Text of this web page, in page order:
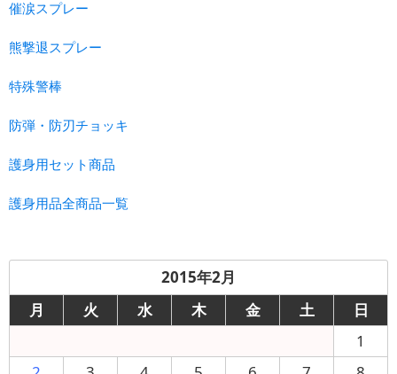
催涙スプレー
熊撃退スプレー
特殊警棒
防弾・防刃チョッキ
護身用セット商品
護身用品全商品一覧
2015年2月
月
火 水 木 金 土
日
1